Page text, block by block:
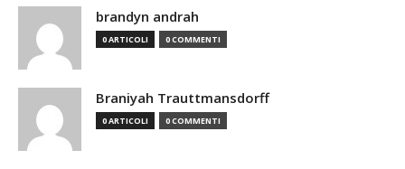
brandyn andrah
0 ARTICOLI 0 COMMENTI
Braniyah Trauttmansdorff
0 ARTICOLI 0 COMMENTI